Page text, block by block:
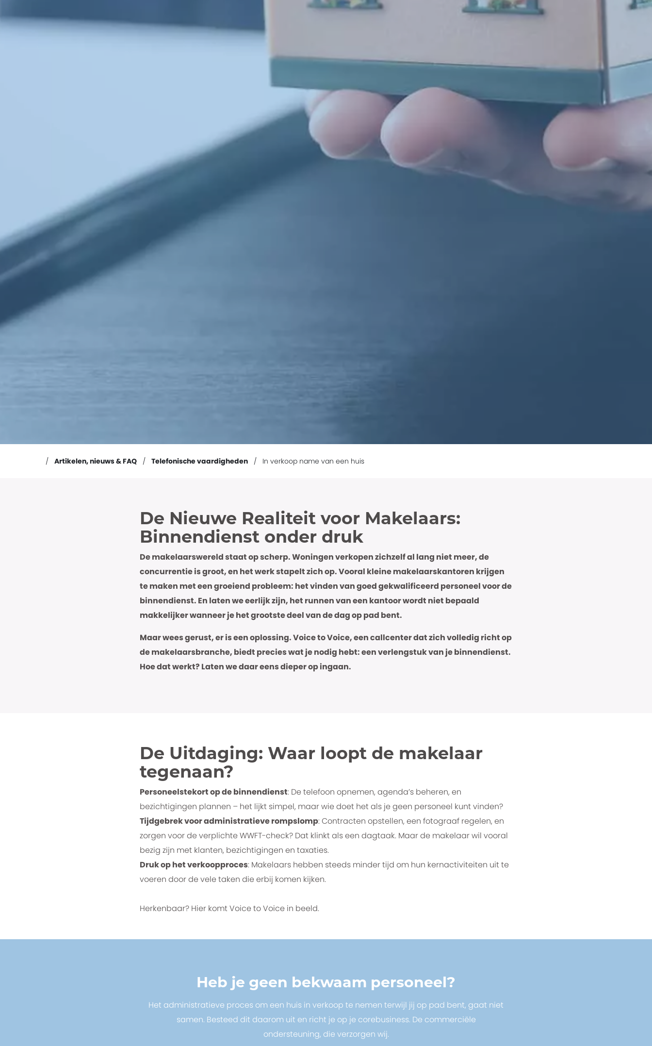
Artikelen, nieuws & FAQ Telefonische vaardigheden In verkoop name van een huis
De Nieuwe Realiteit voor Makelaars:
Binnendienst onder druk
De makelaarswereld staat op scherp. Woningen verkopen zichzelf al lang niet meer, de
concurrentie is groot, en het werk stapelt zich op. Vooral kleine makelaarskantoren krijgen
te maken met een groeiend probleem: het vinden van goed gekwalificeerd personeel voor de
binnendienst. En laten we eerlijk zijn, het runnen van een kantoor wordt niet bepaald
makkelijker wanneer je het grootste deel van de dag op pad bent.
Maar wees gerust, er is een oplossing. Voice to Voice, een callcenter dat zich volledig richt op
de makelaarsbranche, biedt precies wat je nodig hebt: een verlengstuk van je binnendienst.
Hoe dat werkt? Laten we daar eens dieper op ingaan.
De Uitdaging: Waar loopt de makelaar
tegenaan?
Personeelstekort op de binnendienst: De telefoon opnemen, agenda’s beheren, en
bezichtigingen plannen – het lijkt simpel, maar wie doet het als je geen personeel kunt vinden?
Tijdgebrek voor administratieve rompslomp: Contracten opstellen, een fotograaf regelen, en
zorgen voor de verplichte WWFT-check? Dat klinkt als een dagtaak. Maar de makelaar wil vooral
bezig zijn met klanten, bezichtigingen en taxaties.
Druk op het verkoopproces: Makelaars hebben steeds minder tijd om hun kernactiviteiten uit te
voeren door de vele taken die erbij komen kijken.
Herkenbaar? Hier komt Voice to Voice in beeld.
Heb je geen bekwaam personeel?
Het administratieve proces om een huis in verkoop te nemen terwijl jij op pad bent, gaat niet
samen. Besteed dit daarom uit en richt je op je corebusiness. De commerciële
ondersteuning, die verzorgen wij.